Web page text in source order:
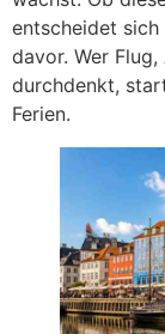
entscheidet sich
davor. Wer
durchdenkt,
Ferien.